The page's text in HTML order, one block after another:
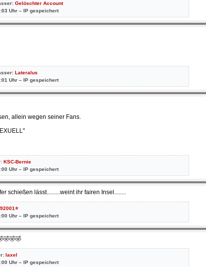
Gelöschter Account
Uhr – IP gespeichert
Lateralus
Uhr – IP gespeichert
allein wegen seiner Fans.
KSC-Bernie
Uhr – IP gespeichert
schießen lässt.........weint ihr fairen Insel........
Uhr – IP gespeichert
laxel
Uhr – IP gespeichert